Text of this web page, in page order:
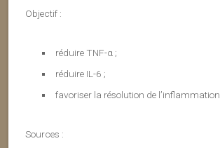
Objectif :
réduire TNF-α ;
réduire IL-6 ;
favoriser la résolution de l’inflammation.
Sources :